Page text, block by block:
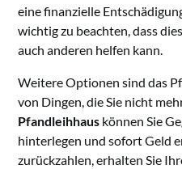
eine finanzielle
wichtig zu beachten, dass
auch anderen helfen kann.
Weitere Optionen sind das
von Dingen, die Sie nicht
Pfandleihhaus können Sie
hinterlegen und sofort Geld
zurückzahlen, erhalten Sie